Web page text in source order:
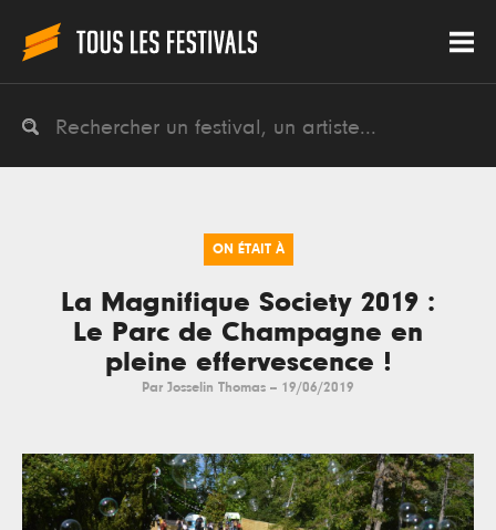
ON ÉTAIT À
La Magnifique Society 2019 :
Le Parc de Champagne en
pleine effervescence !
Par Josselin Thomas -- 19/06/2019